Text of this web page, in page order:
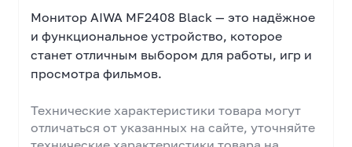
Монитор AIWA MF2408 Black — это надёжное
и функциональное устройство, которое
станет отличным выбором для работы, игр и
просмотра фильмов.
Технические характеристики товара могут
отличаться от указанных на сайте, уточняйте